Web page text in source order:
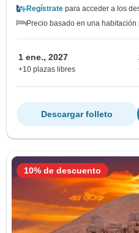
Regístrate para acceder a los
Precio basado en una habitación
1 ene., 2027
+10 plazas libres
Descargar folleto
10% de descuento